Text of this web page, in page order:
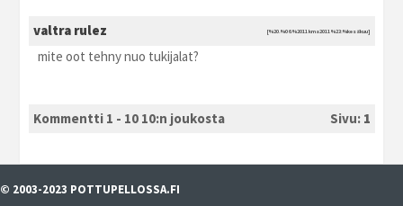
valtra rulez [%20.%06.%2011 kma2011 %23:%kesäkuu]
mite oot tehny nuo tukijalat?
Kommentti 1 - 10 10:n joukosta Sivu: 1
© 2003-2023 POTTUPELLOSSA.FI